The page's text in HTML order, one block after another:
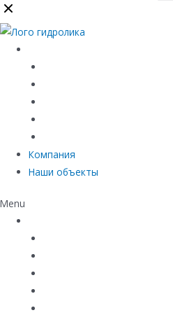
Компания
Наши объекты
Menu